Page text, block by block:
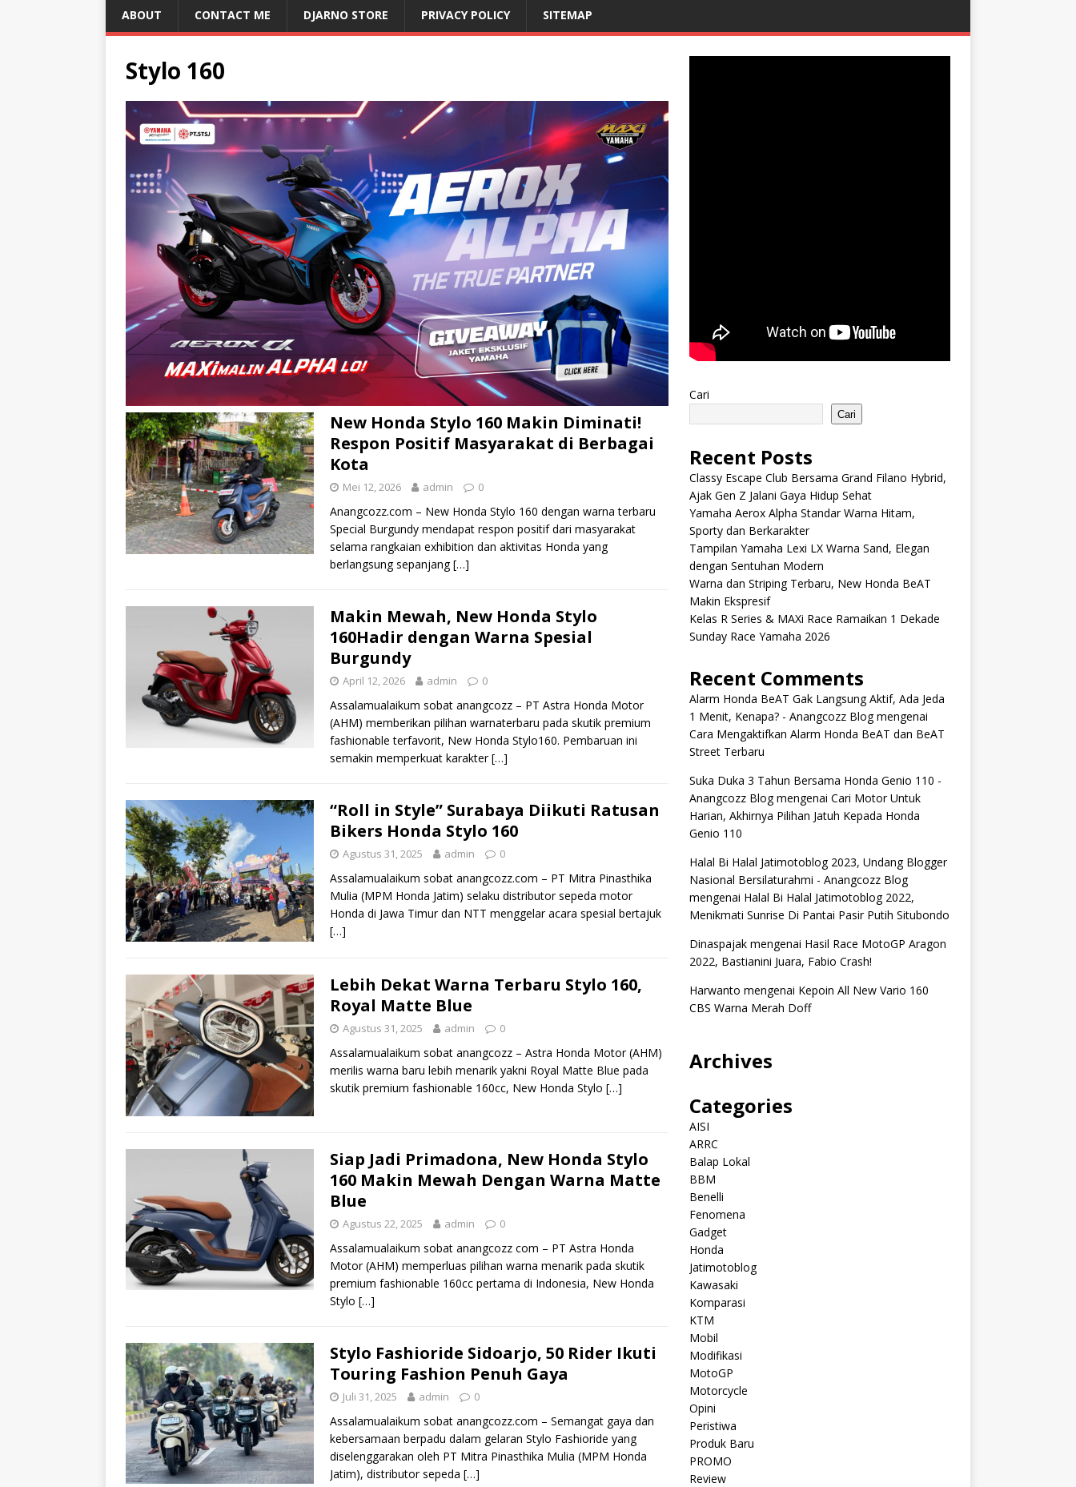
ABOUT CONTACT ME DJARNO STORE PRIVACY POLICY SITEMAP
Stylo 160
New Honda Stylo 160 Makin Diminati!
Respon Positif Masyarakat di Berbagai
Kota
Mei 12, 2026 admin 0
Anangcozz.com – New Honda Stylo 160 dengan warna terbaru
Special Burgundy mendapat respon positif dari masyarakat
selama rangkaian exhibition dan aktivitas Honda yang
berlangsung sepanjang[…]
Makin Mewah, New Honda Stylo
160Hadir dengan Warna Spesial
Burgundy
April 12, 2026 admin 0
Assalamualaikum sobat anangcozz – PT Astra Honda Motor
(AHM) memberikan pilihan warnaterbaru pada skutik premium
fashionable terfavorit, New Honda Stylo160. Pembaruan ini
semakin memperkuat karakter[…]
“Roll in Style” Surabaya Diikuti Ratusan
Bikers Honda Stylo 160
Agustus 31, 2025 admin 0
Assalamualaikum sobat anangcozz.com – PT Mitra Pinasthika
Mulia (MPM Honda Jatim) selaku distributor sepeda motor
Honda di Jawa Timur dan NTT menggelar acara spesial bertajuk
[…]
Lebih Dekat Warna Terbaru Stylo 160,
Royal Matte Blue
Agustus 31, 2025 admin 0
Assalamualaikum sobat anangcozz – Astra Honda Motor (AHM)
merilis warna baru lebih menarik yakni Royal Matte Blue pada
skutik premium fashionable 160cc, New Honda Stylo […]
Siap Jadi Primadona, New Honda Stylo
160 Makin Mewah Dengan Warna Matte
Blue
Agustus 22, 2025 admin 0
Assalamualaikum sobat anangcozz com – PT Astra Honda
Motor (AHM) memperluas pilihan warna menarik pada skutik
premium fashionable 160cc pertama di Indonesia, New Honda
Stylo […]
Stylo Fashioride Sidoarjo, 50 Rider Ikuti
Touring Fashion Penuh Gaya
Juli 31, 2025 admin 0
Assalamualaikum sobat anangcozz.com – Semangat gaya dan
kebersamaan berpadu dalam gelaran Stylo Fashioride yang
diselenggarakan oleh PT Mitra Pinasthika Mulia (MPM Honda
Jatim), distributor sepeda […]
Cari
Cari
Recent Posts
Classy Escape Club Bersama Grand Filano Hybrid,
Ajak Gen Z Jalani Gaya Hidup Sehat
Yamaha Aerox Alpha Standar Warna Hitam,
Sporty dan Berkarakter
Tampilan Yamaha Lexi LX Warna Sand, Elegan
dengan Sentuhan Modern
Warna dan Striping Terbaru, New Honda BeAT
Makin Ekspresif
Kelas R Series & MAXi Race Ramaikan 1 Dekade
Sunday Race Yamaha 2026
Recent Comments
Alarm Honda BeAT Gak Langsung Aktif, Ada Jeda
1 Menit, Kenapa? - Anangcozz Blogmengenai
Cara Mengaktifkan Alarm Honda BeAT dan BeAT
Street Terbaru
Suka Duka 3 Tahun Bersama Honda Genio 110 -
Anangcozz Blogmengenai Cari Motor Untuk
Harian, Akhirnya Pilihan Jatuh Kepada Honda
Genio 110
Halal Bi Halal Jatimotoblog 2023, Undang Blogger
Nasional Bersilaturahmi - Anangcozz Blog
mengenai Halal Bi Halal Jatimotoblog 2022,
Menikmati Sunrise Di Pantai Pasir Putih Situbondo
Dinaspajakmengenai Hasil Race MotoGP Aragon
2022, Bastianini Juara, Fabio Crash!
Harwanto mengenai Kepoin All New Vario 160
CBS Warna Merah Doff
Archives
Categories
AISI
ARRC
Balap Lokal
BBM
Benelli
Fenomena
Gadget
Honda
Jatimotoblog
Kawasaki
Komparasi
KTM
Mobil
Modifikasi
MotoGP
Motorcycle
Opini
Peristiwa
Produk Baru
PROMO
Review